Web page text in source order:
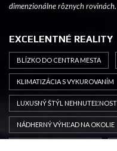
dimenzionálne rôznych rovinách.
EXCELENTNÉ REALITY
BLÍZKO DO CENTRA MESTA
KLIMATIZÁCIA S VYKUROVANÍM
LUXUSNÝ ŠTÝL
NÁDHERNÝ VÝHĽAD NA OKOLIE